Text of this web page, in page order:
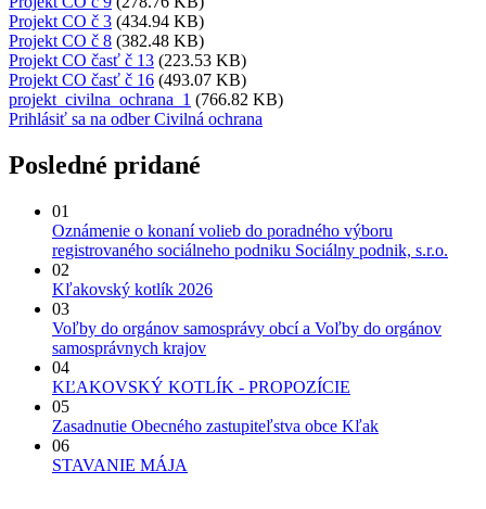
Projekt CO č 3 (434.94 KB)
Projekt CO č 8 (382.48 KB)
Projekt CO časť č 13 (223.53 KB)
Projekt CO časť č 16 (493.07 KB)
projekt_civilna_ochrana_1 (766.82 KB)
Prihlásiť sa na odber Civilná ochrana
Posledné pridané
01
Oznámenie o konaní volieb do poradného výboru
registrovaného sociálneho podniku Sociálny podnik, s.r.o.
02
Kľakovský kotlík 2026
03
Voľby do orgánov samosprávy obcí a Voľby do orgánov
samosprávnych krajov
04
KĽAKOVSKÝ KOTLÍK - PROPOZÍCIE
05
Zasadnutie Obecného zastupiteľstva obce Kľak
06
STAVANIE MÁJA